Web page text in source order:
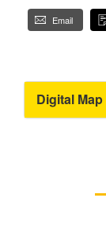
Email
Digital Map